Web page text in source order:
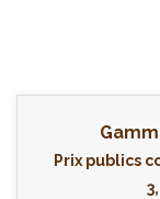
Prix publics